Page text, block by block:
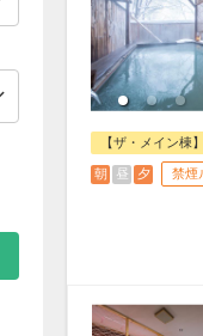
【ザ・メイン棟
朝
昼 夕 禁煙